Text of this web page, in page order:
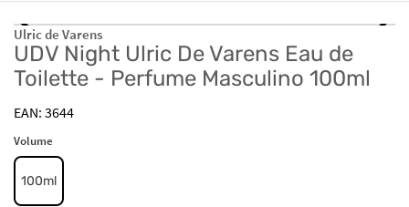
Ulric de Varens
UDV Night Ulric De Varens Eau de
Toilette - Perfume Masculino 100ml
3644
Volume
100ml